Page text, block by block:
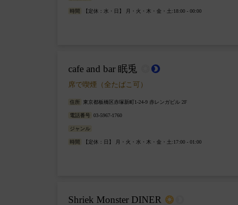
時間 【定休：水・日】 月・火・木・金・土:18:00 - 00:00
cafe and bar 眠兎 brightness_2
席で喫煙（全たばこ可）
住所 東京都板橋区赤塚新町1-24-9 赤レンガビル 2F
電話番号 03-5967-1760
ジャンル
時間 【定休：日】 月・火・水・木・金・土:17:00 - 01:00
Shriek Monster DINER wb_sunny